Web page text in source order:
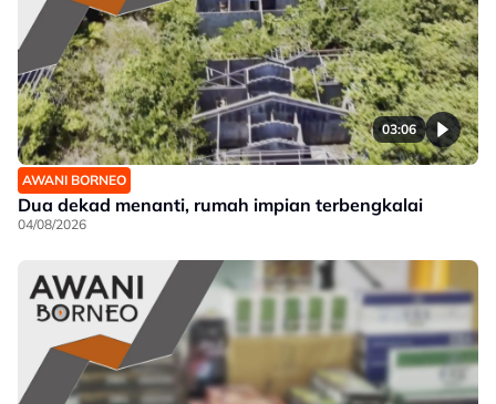
03:06
AWANI BORNEO
Dua dekad menanti, rumah impian terbengkalai
04/08/2026